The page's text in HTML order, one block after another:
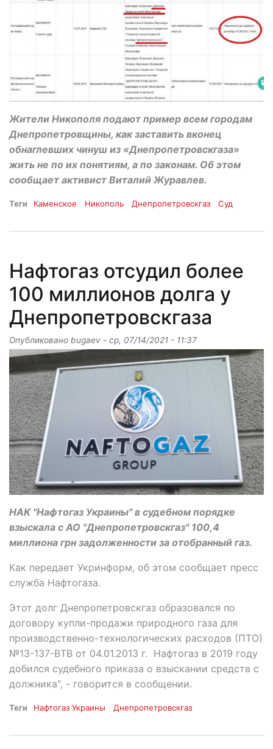
Жители Никополя подают пример всем городам
Днепропетровщины, как заставить вконец
обнаглевших чинуш из «Днепропетровскгаза»
жить не по их понятиям, а по законам. Об этом
сообщает активист Виталий Журавлев.
Теги Каменское Никополь Днепропетровскгаз Суд
Нафтогаз отсудил более
100 миллионов долга у
Днепропетровскгаза
Опубликовано bugaev - ср, 07/14/2021 - 11:37
НАК "Нафтогаз Украины" в судебном порядке
взыскала с АО "Днепропетровскгаз" 100,4
миллиона грн задолженности за отобранный газ.
Как передает Укринформ, об этом сообщает пресс
служба Нафтогаза.
Этот долг Днепропетровскгаз образовался по
договору купли-продажи природного газа для
производственно-технологических расходов (ПТО)
№13-137-ВТВ от 04.01.2013 г. Нафтогаз в 2019 году
добился судебного приказа о взыскании средств с
должника", - говорится в сообщении.
Теги Нафтогаз Украины Днепропетровскгаз